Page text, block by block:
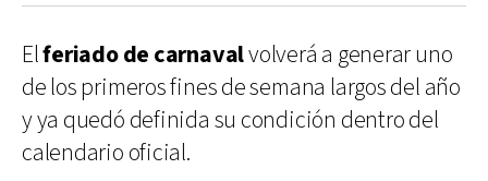
Elferiado de carnavalvolverá a generar uno
de los primeros fines de semana largos del año
y ya quedó definida su condición dentro del
calendario oficial.